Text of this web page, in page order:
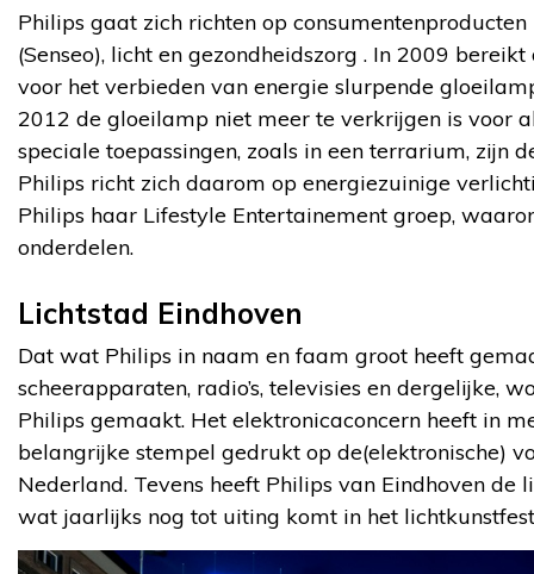
Philips gaat zich richten op
(Senseo), licht en gezondheidszorg . In 2009
voor het verbieden van energie slurpende
2012 de gloeilamp niet meer te verkrijgen is voor
speciale toepassingen, zoals in een terrarium, zijn
Philips richt zich daarom op energiezuinige
Philips haar Lifestyle Entertainement groep,
onderdelen.
Lichtstad Eindhoven
Dat wat Philips in naam en faam groot heeft
scheerapparaten, radio’s, televisies en dergelijke,
Philips gemaakt. Het elektronicaconcern heeft in
belangrijke stempel gedrukt op de(elektronische)
Nederland. Tevens heeft Philips van Eindhoven
wat jaarlijks nog tot uiting komt in het